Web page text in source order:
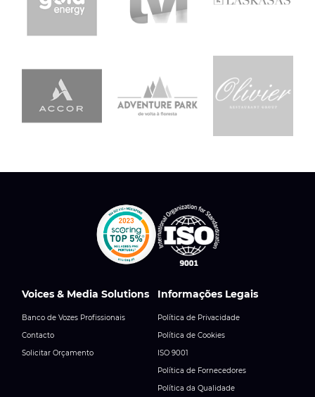
Voices & Media Solutions
Banco de Vozes Profissionais
Contacto
Solicitar Orçamento
Informações Legais
Política de Privacidade
Política de Cookies
ISO 9001
Política de Fornecedores
Política da Qualidade